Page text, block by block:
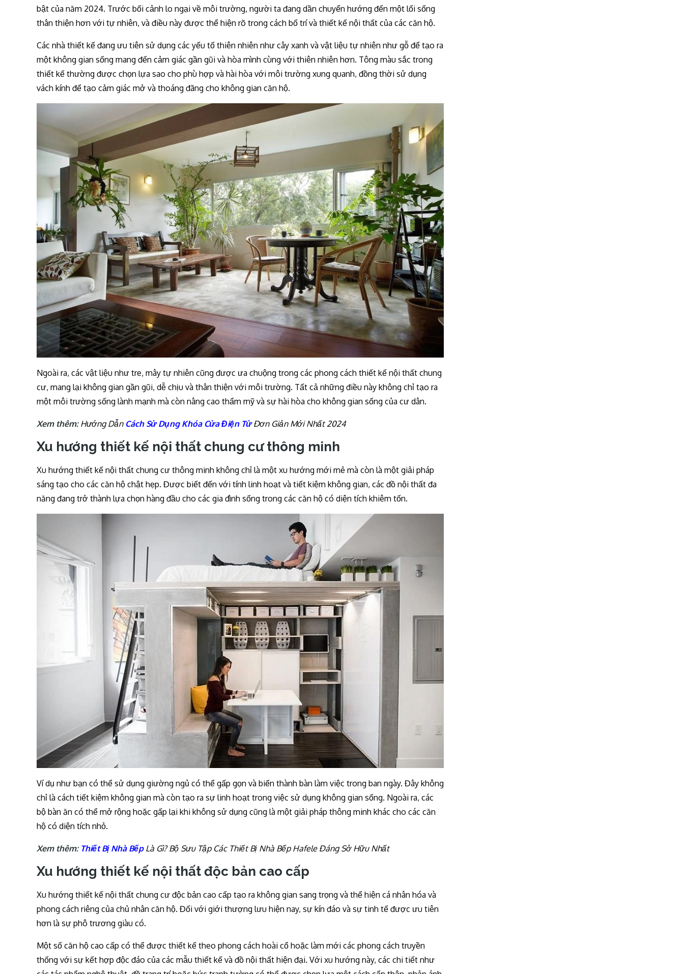
bật của năm 2024. Trước bối cảnh lo ngại về môi trường, người ta đang dần chuyển hướng đến một lối sống
thân thiện hơn với tự nhiên, và điều này được thể hiện rõ trong cách bố trí và thiết kế nội thất của các căn hộ.
Các nhà thiết kế đang ưu tiên sử dụng các yếu tố thiên nhiên như cây xanh và vật liệu tự nhiên như gỗ để tạo ra
một không gian sống mang đến cảm giác gần gũi và hòa mình cùng với thiên nhiên hơn. Tông màu sắc trong
thiết kế thường được chọn lựa sao cho phù hợp và hài hòa với môi trường xung quanh, đồng thời sử dụng
vách kính để tạo cảm giác mở và thoáng đãng cho không gian căn hộ.
Ngoài ra, các vật liệu như tre, mây tự nhiên cũng được ưa chuộng trong các phong cách thiết kế nội thất chung
cư, mang lại không gian gần gũi, dễ chịu và thân thiện với môi trường. Tất cả những điều này không chỉ tạo ra
một môi trường sống lành mạnh mà còn nâng cao thẩm mỹ và sự hài hòa cho không gian sống của cư dân.
Xem thêm: Hướng Dẫn Cách Sử Dụng Khóa Cửa Điện TửĐơn Giản Mới Nhất 2024
Xu hướng thiết kế nội thất chung cư thông minh
Xu hướng thiết kế nội thất chung cư thông minh không chỉ là một xu hướng mới mẻ mà còn là một giải pháp
sáng tạo cho các căn hộ chật hẹp. Được biết đến với tính linh hoạt và tiết kiệm không gian, các đồ nội thất đa
năng đang trở thành lựa chọn hàng đầu cho các gia đình sống trong các căn hộ có diện tích khiêm tốn.
Ví dụ như bạn có thể sử dụng giường ngủ có thể gấp gọn và biến thành bàn làm việc trong ban ngày. Đây không
chỉ là cách tiết kiệm không gian mà còn tạo ra sự linh hoạt trong việc sử dụng không gian sống. Ngoài ra, các
bộ bàn ăn có thể mở rộng hoặc gấp lại khi không sử dụng cũng là một giải pháp thông minh khác cho các căn
hộ có diện tích nhỏ.
Xem thêm: Thiết Bị Nhà BếpLà Gì? Bộ Sưu Tập Các Thiết Bị Nhà Bếp Hafele Đáng Sở Hữu Nhất
Xu hướng thiết kế nội thất độc bản cao cấp
Xu hướng thiết kế nội thất chung cư độc bản cao cấp tạo ra không gian sang trọng và thể hiện cá nhân hóa và
phong cách riêng của chủ nhân căn hộ. Đối với giới thượng lưu hiện nay, sự kín đáo và sự tinh tế được ưu tiên
hơn là sự phô trương giàu có.
Một số căn hộ cao cấp có thể được thiết kế theo phong cách hoài cổ hoặc làm mới các phong cách truyền
thống với sự kết hợp độc đáo của các mẫu thiết kế và đồ nội thất hiện đại. Với xu hướng này, các chi tiết như